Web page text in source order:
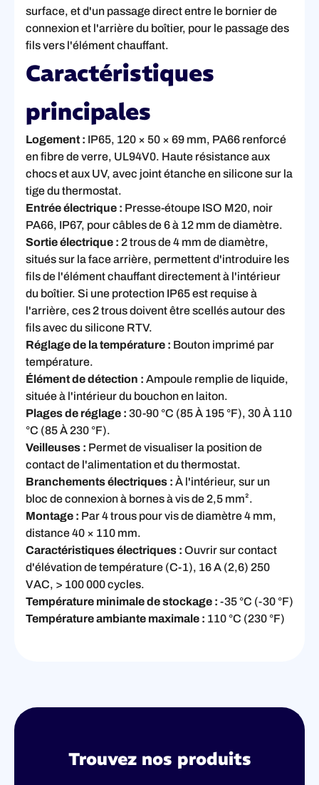
surface, et d'un passage direct entre le bornier de
connexion et l'arrière du boîtier, pour le passage des
fils vers l'élément chauffant.
Caractéristiques
principales
Logement : IP65, 120 × 50 × 69 mm, PA66 renforcé
en fibre de verre, UL94V0. Haute résistance aux
chocs et aux UV, avec joint étanche en silicone sur la
tige du thermostat.
Entrée électrique : Presse-étoupe ISO M20, noir
PA66, IP67, pour câbles de 6 à 12 mm de diamètre.
Sortie électrique : 2 trous de 4 mm de diamètre,
situés sur la face arrière, permettent d'introduire les
fils de l'élément chauffant directement à l'intérieur
du boîtier. Si une protection IP65 est requise à
l'arrière, ces 2 trous doivent être scellés autour des
fils avec du silicone RTV.
Réglage de la température : Bouton imprimé par
température.
Élément de détection : Ampoule remplie de liquide,
située à l'intérieur du bouchon en laiton.
Plages de réglage : 30-90 °C (85 À 195 °F), 30 À 110
°C (85 À 230 °F).
Veilleuses : Permet de visualiser la position de
contact de l'alimentation et du thermostat.
Branchements électriques : À l'intérieur, sur un
bloc de connexion à bornes à vis de 2,5 mm².
Montage : Par 4 trous pour vis de diamètre 4 mm,
distance 40 × 110 mm.
Caractéristiques électriques : Ouvrir sur contact
d'élévation de température (C-1), 16 A (2,6) 250
VAC, > 100 000 cycles.
Température minimale de stockage : -35 °C (-30 °F)
Température ambiante maximale : 110 °C (230 °F)
Trouvez nos produits